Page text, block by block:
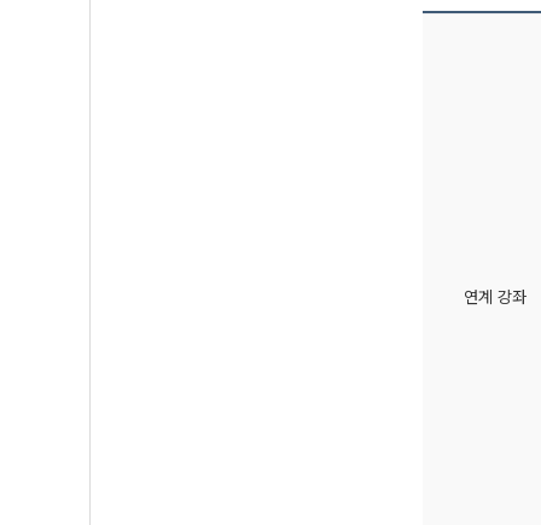
연계 강좌